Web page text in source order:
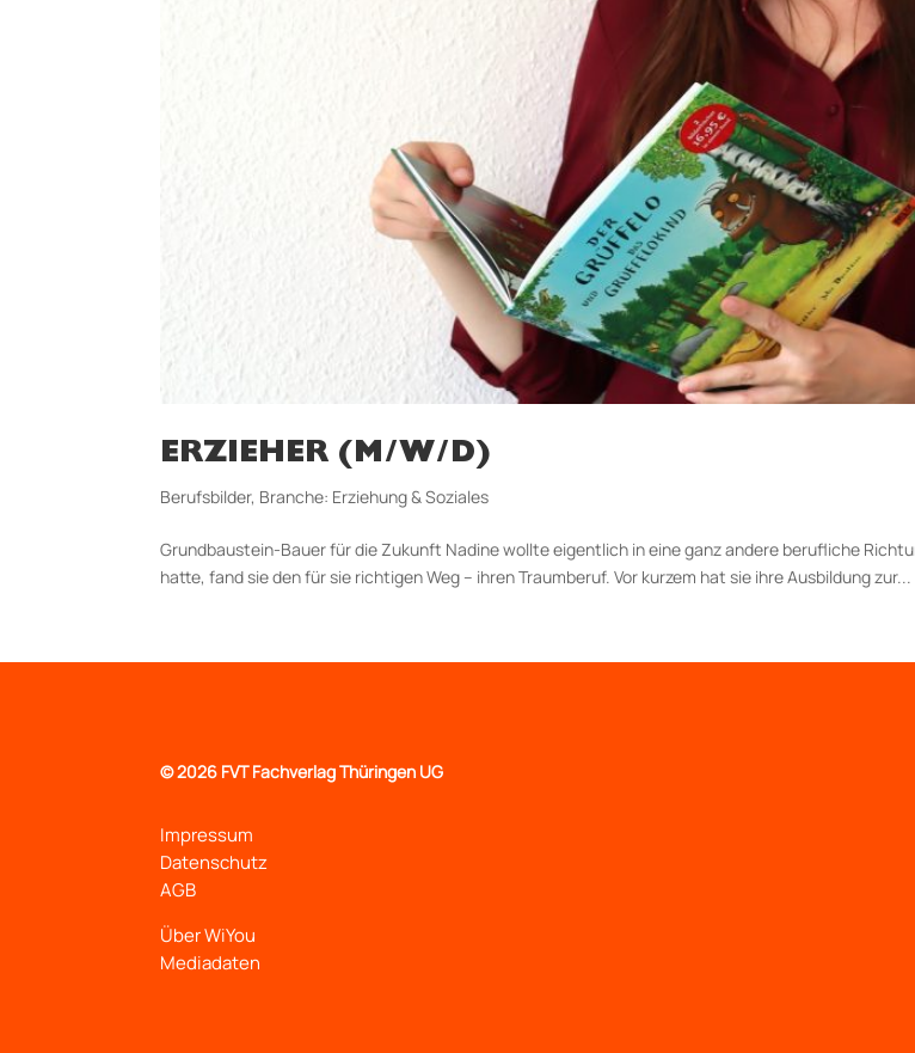
ERZIEHER (M/W/D)
Berufsbilder, Branche: Erziehung & Soziales
Grundbaustein-Bauer für die Zukunft Nadine wollte eigentlich in eine ganz andere berufliche
hatte, fand sie den für sie richtigen Weg – ihren Traum­beruf. Vor kurzem hat sie ihre Ausbildung zur...
©2026 FVT Fachverlag Thüringen UG
Impressum
Datenschutz
AGB
Über WiYou
Mediadaten